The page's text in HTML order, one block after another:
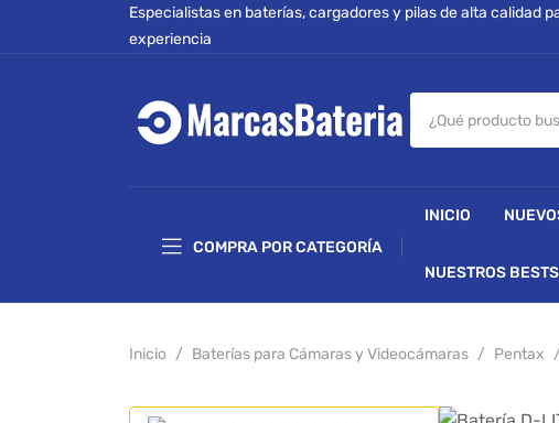
Especialistas en baterías, cargadores y pilas de alta calidad
experiencia
COMPRA POR CATEGORÍA
INICIO
NUESTROS
Inicio Baterías para Cámaras y Videocámaras Pentax